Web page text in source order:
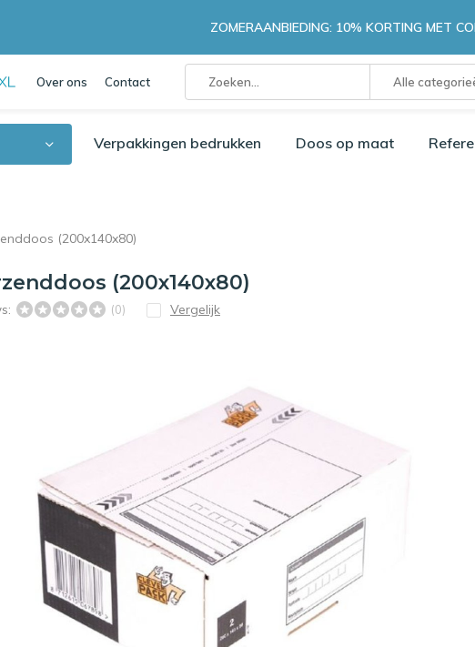
Over ons Contact Alle
ZOMERAANBIEDING: 10% KORTING MET
Verpakkingen bedrukken Doos op maat
(200x140x80)
(200x140x80)
(0) Vergelijk